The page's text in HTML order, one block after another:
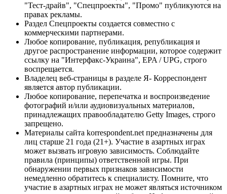
"Тест-драйв", "Спецпроекты", "Промо" публикуются на
правах рекламы.
Раздел Спецпроекты создается совместно с
коммерческими партнерами.
Любое копирование, публикация, републикация и
другое распространение информации, которое содержит
ссылку на "Интерфакс-Украина", EPA / UPG, строго
воспрещается.
Владелец веб-страницы в разделе Я- Корреспондент
является автор публикации.
Любое копирование, перепечатка и воспроизведение
фотографий и/или аудиовизуальных материалов,
принадлежащих правообладателю Getty Images, строго
запрещено.
Материалы сайта korrespondent.net предназначены для
лиц старше 21 года (21+). Участие в азартных играх
может вызвать игровую зависимость. Соблюдайте
правила (принципы) ответственной игры. При
обнаружении первых признаков зависимости
немедленно обратитесь к специалисту. Помните, что
участие в азартных играх не может являться источником